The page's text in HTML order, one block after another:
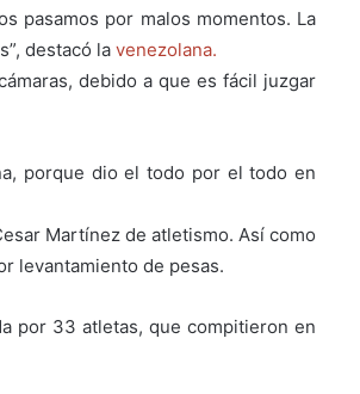
pasamos por malos momentos. La
destacó la venezolana.
debido a que es fácil juzgar
porque dio el todo por el todo en
Martínez de atletismo. Así como
levantamiento de pesas.
por 33 atletas, que compitieron en